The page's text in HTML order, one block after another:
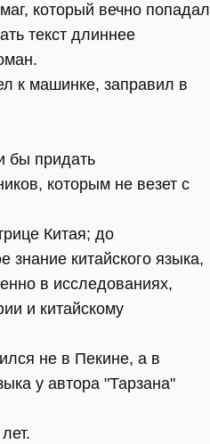
который вечно попадал
текст длиннее
к машинке, заправил в
бы придать
которым не везет с
Китая; до
знание китайского языка,
в исследованиях,
и китайскому
не в Пекине, а в
у автора "Тарзана"